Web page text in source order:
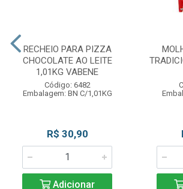
RECHEIO PARA PIZZA
CHOCOLATE AO LEITE
1,01KG VABENE
Código: 6482
Embalagem: BN C/1,01KG
R$ 30,90
Adicionar